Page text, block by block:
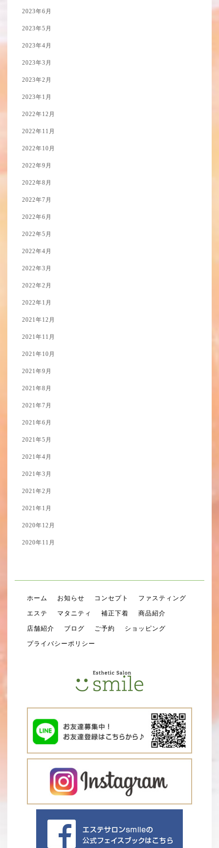
2023年6月
2023年5月
2023年4月
2023年3月
2023年2月
2023年1月
2022年12月
2022年11月
2022年10月
2022年9月
2022年8月
2022年7月
2022年6月
2022年5月
2022年4月
2022年3月
2022年2月
2022年1月
2021年12月
2021年11月
2021年10月
2021年9月
2021年8月
2021年7月
2021年6月
2021年5月
2021年4月
2021年3月
2021年2月
2021年1月
2020年12月
2020年11月
ホーム お知らせ コンセプト ファスティング
エステ マタニティ 補正下着 商品紹介
店舗紹介 ブログ ご予約 ショッピング
プライバシーポリシー